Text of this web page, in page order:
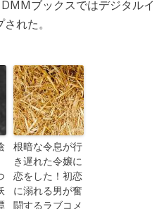
ブックスではデジタルイ
れた。
根暗な令息が行
き遅れた令嬢に
恋をした！初恋
に溺れる男が奮
闘するラブコメ